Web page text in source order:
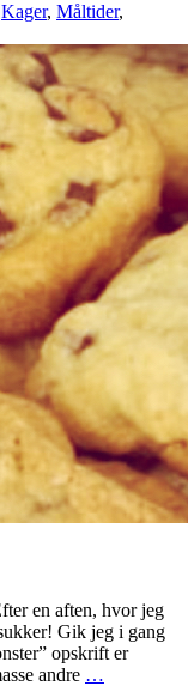
Kager, Måltider,
en aften, hvor jeg
Gik jeg i gang
opskrift er
andre …